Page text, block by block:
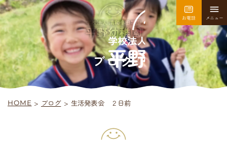
園について 園での生活
お電話 メニュー
ブログ
HOME > ブログ > 生活発表会 ２日前